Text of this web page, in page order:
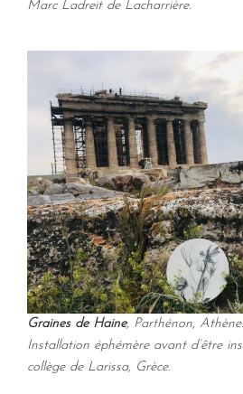
Marc Ladreit de Lacharrière.
Graines de Haine, Parthénon,
Installation éphémère avant d’être
collège de Larissa, Grèce.